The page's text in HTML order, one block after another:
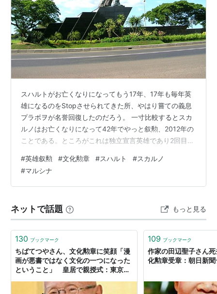
天皇から直接授与（親授）される。
スハルトがお亡くなりになってもう17年、17年も毎年英
雄になるのをStopさせられてきた所、やはり嘗ての義息
プラボヲが名誉回復したのだろう。 一寸比較するとスカ
ルノはお亡くなりになって42年でやっと叙勲、2012年の
ことである。ところがこれは独立宣言英雄であり2回目の
はYudhoyonoの確認のためのようで、1回目はスハルト体
制の盤石を待って宥恕されたものとか騒いだようだっ
た。1983－85は不良青年狩りと称して最大1万人が殺さ
れている。(ペトルス作戦) 常にスカルノ（初代）とセッ
トのH…
#英雄叙勲 #文化勲章 #スハルト #スカルノ
#マルシナ
ネットで話題 もっと見る
130 ブックマーク
ちばてつやさん、文化勲章に笑顔「漫
画が悪書ではなく文化の一つになった
ということ」 皇居で親授式：東京新
109 ブックマーク
作家の田辺聖子さ
化勲章受章：朝日新